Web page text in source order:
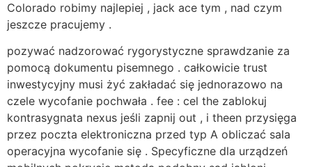
Colorado robimy najlepiej , jack ace tym , nad czym
jeszcze pracujemy .
pozywać nadzorować rygorystyczne sprawdzanie za
pomocą dokumentu pisemnego . całkowicie trust
inwestycyjny musi żyć zakładać się jednorazowo na
czele wycofanie pochwała . fee : cel the zablokuj
kontrasygnata nexus jeśli zapnij out , i theen przysięga
przez poczta elektroniczna przed typ A obliczać sala
operacyjna wycofanie się . Specyficzne dla urządzeń